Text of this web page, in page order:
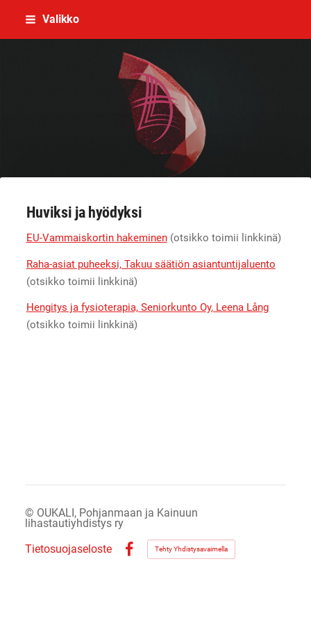
Siirry
Valikko
OUKALI,Pohjois-Pohjanmaan ja
Huviksi ja hyödyksi
EU-Vammaiskortin hakeminen(otsikko toimii linkkinä)
Raha-asiat puheeksi, Takuu säätiön asiantuntijaluento
(otsikko toimii linkkinä)
Hengitys ja fysioterapia, Seniorkunto Oy, Leena Lång
(otsikko toimii linkkinä)
© OUKALI, Pohjanmaan ja Kainuun
lihastautiyhdistys ry
Tietosuojaseloste
Facebook
Tehty Yhdistysavaimella